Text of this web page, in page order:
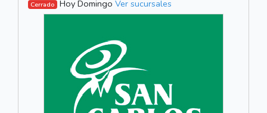
Cerrado Hoy Domingo Ver sucursales